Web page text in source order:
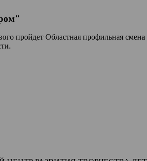
пройдет Областная профильная